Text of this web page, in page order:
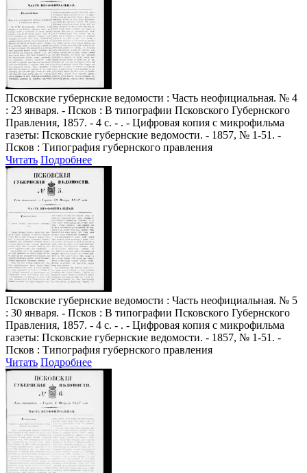
Псковские губернские ведомости : Часть неофициальная. № 4
: 23 января. - Псков : В типографии Псковского Губернского
Правления, 1857. - 4 с. - . - Цифровая копия с микрофильма
газеты: Псковские губернские ведомости. - 1857, № 1-51. -
Псков : Типография губернского правления
Читать Подробнее
Псковские губернские ведомости : Часть неофициальная. № 5
: 30 января. - Псков : В типографии Псковского Губернского
Правления, 1857. - 4 с. - . - Цифровая копия с микрофильма
газеты: Псковские губернские ведомости. - 1857, № 1-51. -
Псков : Типография губернского правления
Читать Подробнее